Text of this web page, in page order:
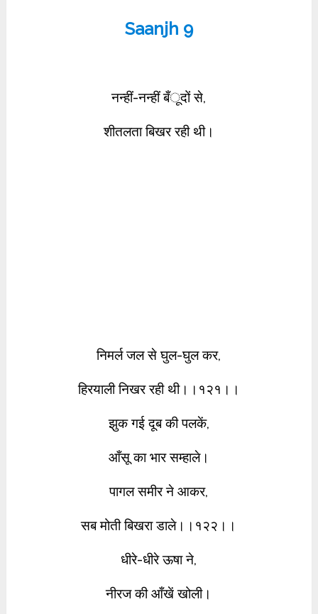
Saanjh 9
नन्हीं-नन्हीं बँूदों से,
शीतलता बिखर रही थी।
निमर्ल जल से घुल-घुल कर,
हिरयाली निखर रही थी।।१२१।।
झुक गई दूब की पलकें,
आँसू का भार सम्हाले।
पागल समीर ने आकर,
सब मोती बिखरा डाले।।१२२।।
धीरे-धीरे ऊषा ने,
नीरज की आँखें खोली।